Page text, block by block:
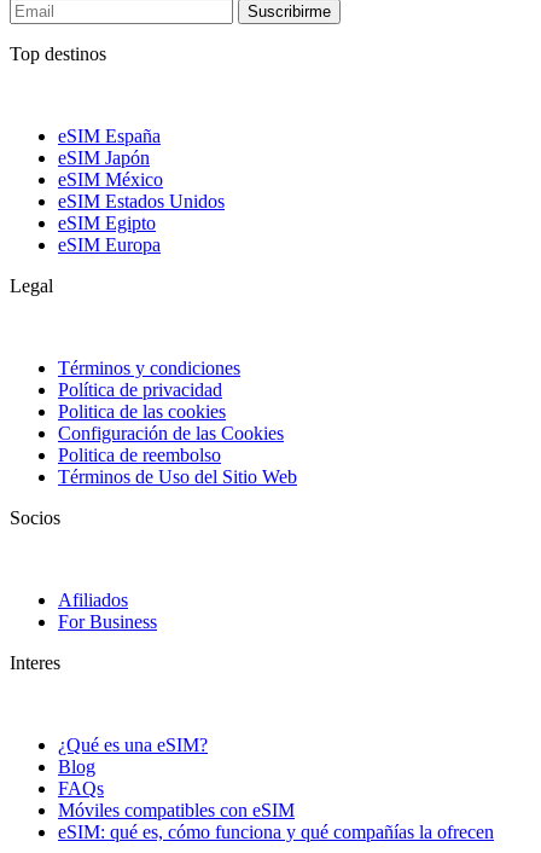
Suscribirme
Top destinos
eSIM España
eSIM Japón
eSIM México
eSIM Estados Unidos
eSIM Egipto
eSIM Europa
Legal
Términos y condiciones
Política de privacidad
Politica de las cookies
Configuración de las Cookies
Politica de reembolso
Términos de Uso del Sitio Web
Socios
Afiliados
For Business
Interes
¿Qué es una eSIM?
Blog
FAQs
Móviles compatibles con eSIM
eSIM: qué es, cómo funciona y qué compañías la ofrecen